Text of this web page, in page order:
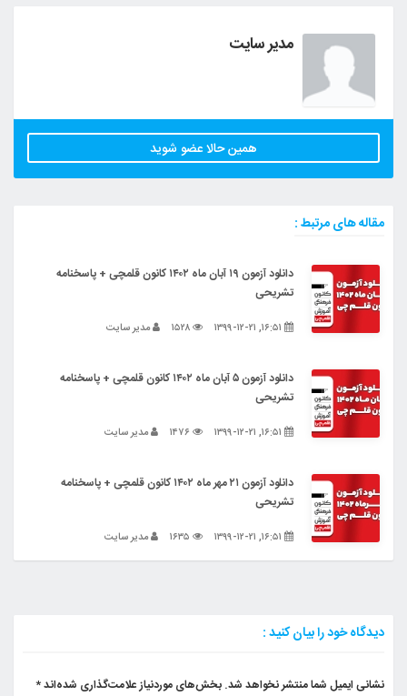
مدیر سایت
همین حالا عضو شوید
مقاله های مرتبط :
دانلود آزمون ۱۹ آبان ماه ۱۴۰۲ کانون قلمچی + پاسخنامه
تشریحی
مدیر سایت
دانلود آزمون ۵ آبان ماه ۱۴۰۲ کانون قلمچی + پاسخنامه
تشریحی
مدیر سایت
دانلود آزمون ۲۱ مهر ماه ۱۴۰۲ کانون قلمچی + پاسخنامه
تشریحی
مدیر سایت
دیدگاه خود را بیان کنید :
نشانی ایمیل شما منتشر نخواهد شد. بخش‌های موردنیاز علامت‌گذاری شده‌اند*